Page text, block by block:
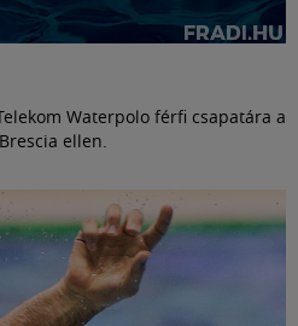
Waterpolo férfi csapatára a
ellen.